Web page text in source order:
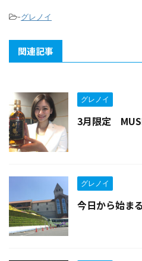
-グレノイ
関連記事
グレノイ
3月限定
グレノイ
今日から始ま